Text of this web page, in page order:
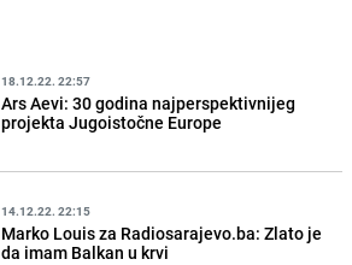
18.12.22. 22:57
Ars Aevi: 30 godina najperspektivnijeg
projekta Jugoistočne Europe
14.12.22. 22:15
Marko Louis za Radiosarajevo.ba: Zlato je
da imam Balkan u krvi